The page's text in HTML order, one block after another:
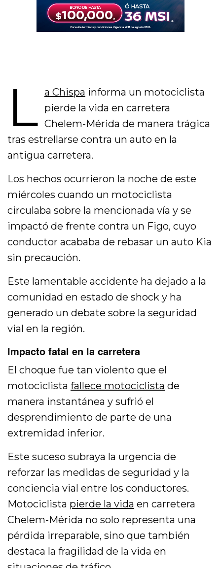
L a Chispa informa un motociclista
pierde la vida en carretera
Chelem-Mérida de manera trágica
tras estrellarse contra un auto en la
antigua carretera.
Los hechos ocurrieron la noche de este
miércoles cuando un motociclista
circulaba sobre la mencionada vía y se
impactó de frente contra un Figo, cuyo
conductor acababa de rebasar un auto Kia
sin precaución.
Este lamentable accidente ha dejado a la
comunidad en estado de shock y ha
generado un debate sobre la seguridad
vial en la región.
Impacto fatal en la carretera
El choque fue tan violento que el
motociclistafallece motociclista de
manera instantánea y sufrió el
desprendimiento de parte de una
extremidad inferior.
Este suceso subraya la urgencia de
reforzar las medidas de seguridad y la
conciencia vial entre los conductores.
Motociclista pierde la vida en carretera
Chelem-Mérida no solo representa una
pérdida irreparable, sino que también
destaca la fragilidad de la vida en